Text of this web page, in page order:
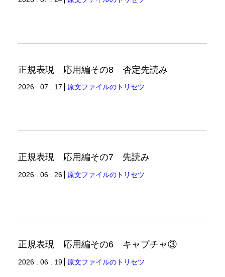
正規表現 応用編その8 否定先読み
2026 . 07 . 17 原文ファイルのトリセツ
正規表現 応用編その7 先読み
2026 . 06 . 26 原文ファイルのトリセツ
正規表現 応用編その6 キャプチャ③
2026 . 06 . 19 原文ファイルのトリセツ